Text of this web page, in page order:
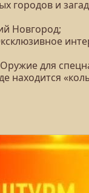
городов и
Новгород;
для
находится